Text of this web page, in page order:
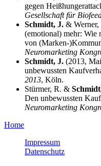
gegen
Gesellschaft für
Schmidt, J. &
(emotional) mehr: Wie
von (Marken-
Neuromarketing
Schmidt, J. (2013,
unbewussten
2013, Köln.
Stürmer, R. &
Den unbewussten
Neuromarketing
Home
Impressum
Datenschutz